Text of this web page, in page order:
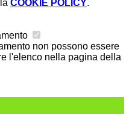
COOKIE POLICY.
non possono essere
l'elenco nella pagina della